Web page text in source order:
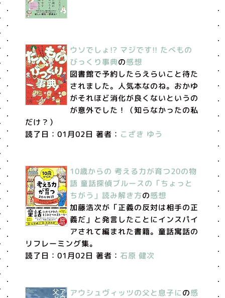
ウソでしょ!? マジです!! たべもの
びっくり事典の感想
図書館で予約したらえらいこと待た
されました。人気本なのね。おかゆ
がそれほど消化が良くないというの
が意外でした！（知らなかったの私
だけ？）
読了日：01月02日 著者： こざき ゆう
10歳からの 考える力が育つ20の物
語 童話探偵ブルースの「ちょっと
ちがう」読み解き方の感想
加藤浩次が「正義の反対は相手の正
義だ」と発言したことにインスパイ
アされて編まれた書籍。童話寓話の
リフレーミング集。
読了日：01月02日 著者： 石原 健次
アウシュヴィッツの父と息子にの感